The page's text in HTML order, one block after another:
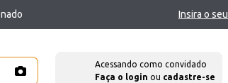
Insira o
Acessando como convidado
Faça o login ou cadastre-se